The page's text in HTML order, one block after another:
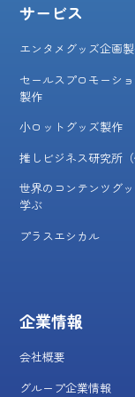
サービス
エンタメグッズ企画
セールスプロモーショ
製作
小ロットグッズ製作
推しビジネス研究所（
世界のコンテンツグ
学ぶ
プラスエシカル
企業情報
会社概要
グループ企業情報